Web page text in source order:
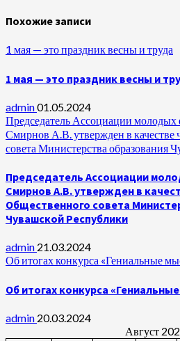
Похожие записи
1 мая — это праздник весны и труда
1 мая — это праздник весны и
admin01.05.2024
Председатель Ассоциации
Смирнов А.В. утвержден в качестве
совета Министерства образования
Председатель Ассоциации
Смирнов А.В. утвержден в
Общественного совета
Чувашской Республики
admin 21.03.2024
Об итогах конкурса «Гениальные
Об итогах конкурса
admin 20.03.2024
Август